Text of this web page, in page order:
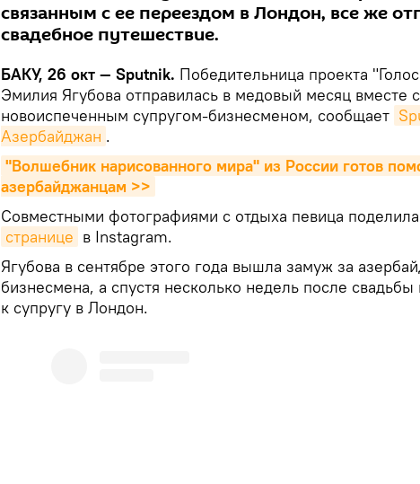
связанным с ее переездом в Лондон, все же
свадебное путешествие.
БАКУ, 26 окт — Sputnik. Победительница проекта
Эмилия Ягубова отправилась в медовый месяц вместе
новоиспеченным супругом-бизнесменом, сообщает
Азербайджан .
"Волшебник нарисованного мира" из России готов
азербайджанцам >>
Совместными фотографиями с отдыха певица
странице в Instagram.
Ягубова в сентябре этого года вышла замуж за
бизнесмена, а спустя несколько недель после
к супругу в Лондон.